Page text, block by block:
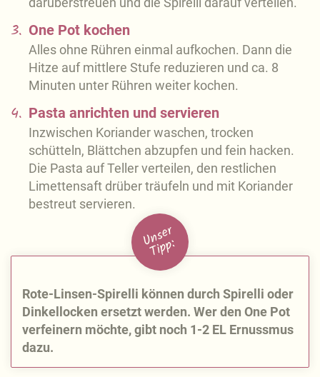
3. One Pot kochen
Alles ohne Rühren einmal aufkochen. Dann die
Hitze auf mittlere Stufe reduzieren und ca. 8
Minuten unter Rühren weiter kochen.
4. Pasta anrichten und servieren
Inzwischen Koriander waschen, trocken
schütteln, Blättchen abzupfen und fein hacken.
Die Pasta auf Teller verteilen, den restlichen
Limettensaft drüber träufeln und mit Koriander
bestreut servieren.
U
n
s
e
r
Ti
p
p:
Rote-Linsen-Spirelli können durch Spirelli oder
Dinkellocken ersetzt werden. Wer den One Pot
verfeinern möchte, gibt noch 1-2 EL Ernussmus
dazu.